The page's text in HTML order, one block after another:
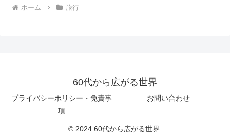
ホーム 旅行
60代から広がる世界
プライバシーポリシー・免責事
項
お問い合わせ
© 2024 60代から広がる世界.